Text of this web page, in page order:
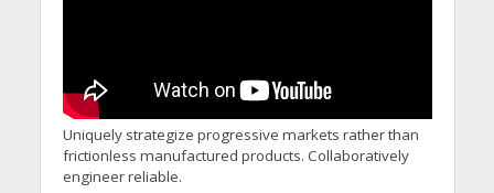
Uniquely strategize progressive markets rather than
frictionless manufactured products. Collaboratively
engineer reliable.